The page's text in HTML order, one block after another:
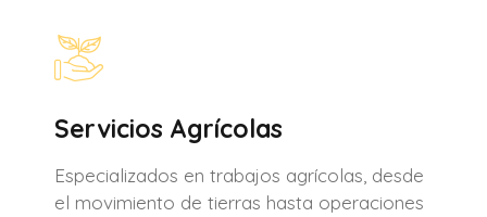
Servicios Agrícolas
Especializados en trabajos agrícolas, desde
el movimiento de tierras hasta operaciones